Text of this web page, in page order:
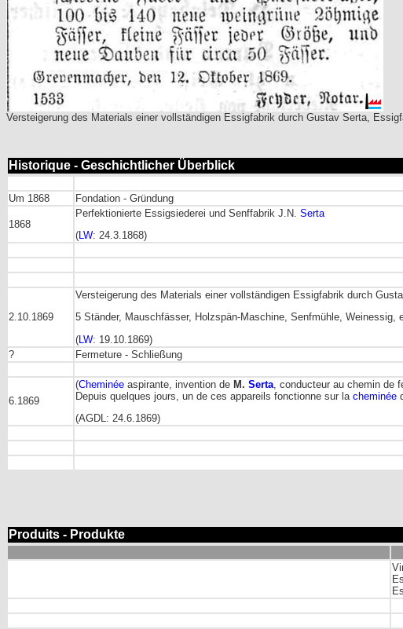
Versteigerung des Materials einer vollständigen Essigfabrik durch Gustav Serta,
Historique - Geschichtlicher Überblick
Um 1868 Fondation - Gründung
1868
Perfektionierte Essigsiederei und Senffabrik J.N. Serta
(LW: 24.3.1868)
2.10.1869
Versteigerung des Materials einer vollständigen Essigfabrik durch
5 Ständer, Mauschfässer, Holzspän-Maschine, Senfmühle, Weinessig,
(LW: 19.10.1869)
?
Fermeture - Schließung
6.1869
(Cheminée aspirante, invention de M. Serta, conducteur au chemin de
Depuis quelques jours, un de ces appareils fonctionne sur la cheminée
(AGDL: 24.6.1869)
Produits - Produkte